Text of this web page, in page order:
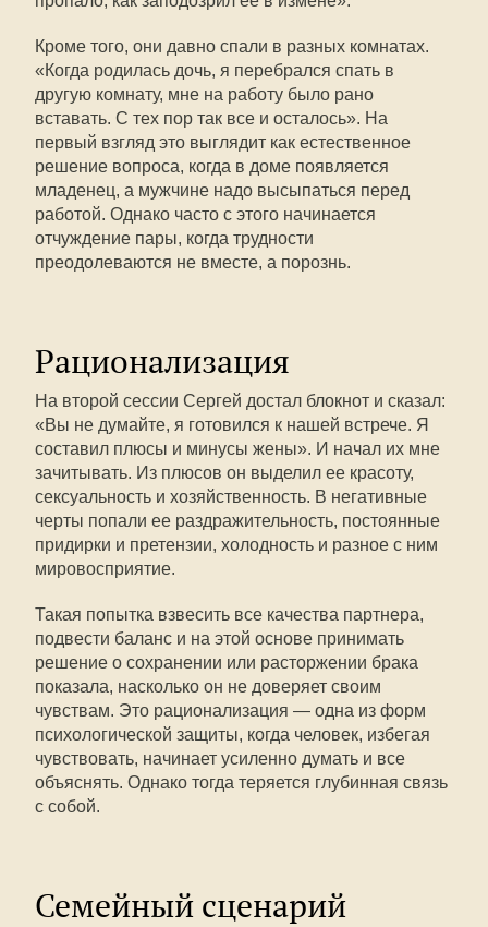
Кроме того, они давно спали в разных комнатах.
«Когда родилась дочь, я перебрался спать в
другую комнату, мне на работу было рано
вставать. С тех пор так все и осталось». На
первый взгляд это выглядит как естественное
решение вопроса, когда в доме появляется
младенец, а мужчине надо высыпаться перед
работой. Однако часто с этого начинается
отчуждение пары, когда трудности
преодолеваются не вместе, а порознь.
Рационализация
На второй сессии Сергей достал блокнот и сказал:
«Вы не думайте, я готовился к нашей встрече. Я
составил плюсы и минусы жены». И начал их мне
зачитывать. Из плюсов он выделил ее красоту,
сексуальность и хозяйственность. В негативные
черты попали ее раздражительность, постоянные
придирки и претензии, холодность и разное с ним
мировосприятие.
Такая попытка взвесить все качества партнера,
подвести баланс и на этой основе принимать
решение о сохранении или расторжении брака
показала, насколько он не доверяет своим
чувствам. Это рационализация — одна из форм
психологической защиты, когда человек, избегая
чувствовать, начинает усиленно думать и все
объяснять. Однако тогда теряется глубинная связь
с собой.
Семейный сценарий